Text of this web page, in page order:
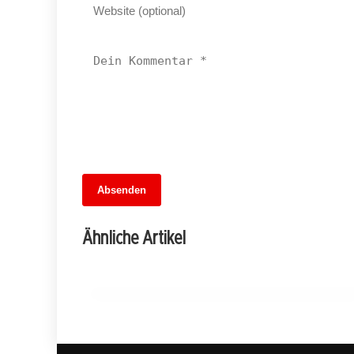
Absenden
Ähnliche Artikel
MuseumsMeileMitte: Berlins neues
kulturelles Herz schlägt am